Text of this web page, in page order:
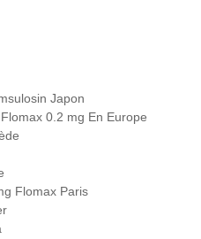
Japon
0.2 mg En Europe
Flomax Paris